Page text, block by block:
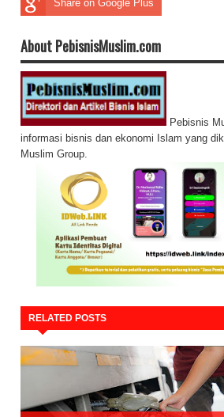
Share on Google Plus
About PebisnisMuslim.com
Pebisnis
informasi bisnis dan ekonomi Islam yang
Muslim Group.
RELATED POSTS